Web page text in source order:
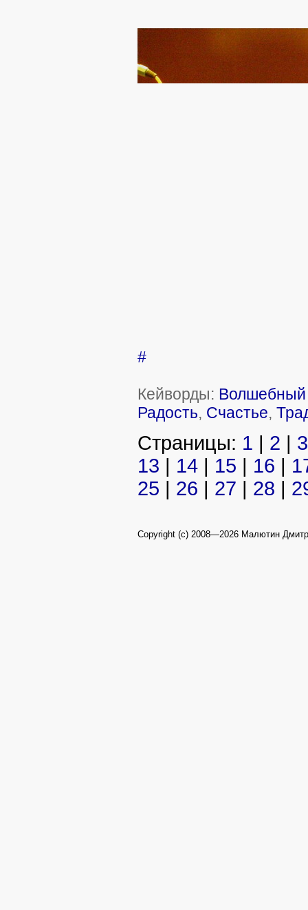
#
Кейворды: Волшебный
Радость, Счастье,
Страницы: 1 2
3
13
14 15 16
25
26 27 28
Copyright (c) 2008—2026 Малютин